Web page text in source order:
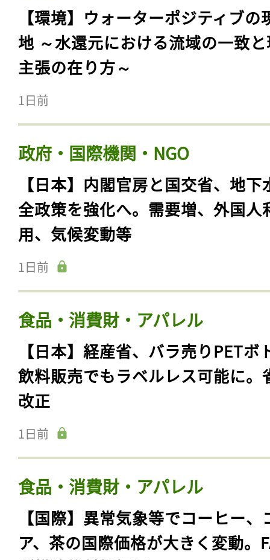
【環境】ウォーターポジティブの
地 ～水還元における流域の一致
主張の在り方～
1日前
政府・国際機関・NGO
【日本】内閣官房と国交省、地下
全政策を強化へ。需要増、外国人
用、気候変動等
1日前
食品・消費財・アパレル
【日本】経産省、バラ売りPETボ
飲料販売でもラベルレス可能に。
改正
1日前
食品・消費財・アパレル
【国際】異常気象等でコーヒー、
ア、茶の国際価格が大きく変動。